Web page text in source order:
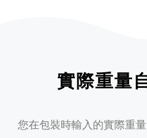
實際重量
您在包裝時輸入的實際重